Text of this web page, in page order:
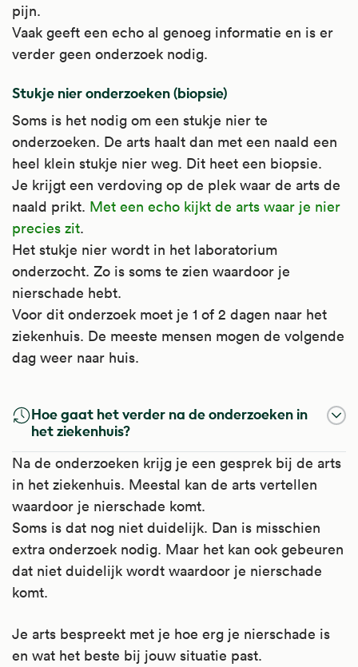
pijn.
Vaak geeft een echo al genoeg informatie en is er
verder geen onderzoek nodig.
Stukje nier onderzoeken (biopsie)
Soms is het nodig om een stukje nier te
onderzoeken. De arts haalt dan met een naald een
heel klein stukje nier weg. Dit heet een biopsie.
Je krijgt een verdoving op de plek waar de arts de
naald prikt. Met een echo kijkt de arts waar je nier
precies zit.
Het stukje nier wordt in het laboratorium
onderzocht. Zo is soms te zien waardoor je
nierschade hebt.
Voor dit onderzoek moet je 1 of 2 dagen naar het
ziekenhuis. De meeste mensen mogen de volgende
dag weer naar huis.
Hoe gaat het verder na de onderzoeken in
het ziekenhuis?
Na de onderzoeken krijg je een gesprek bij de arts
in het ziekenhuis. Meestal kan de arts vertellen
waardoor je nierschade komt.
Soms is dat nog niet duidelijk. Dan is misschien
extra onderzoek nodig. Maar het kan ook gebeuren
dat niet duidelijk wordt waardoor je nierschade
komt.
Je arts bespreekt met je hoe erg je nierschade is
en wat het beste bij jouw situatie past.